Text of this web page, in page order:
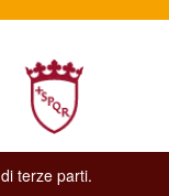
e Moda.
terze parti.